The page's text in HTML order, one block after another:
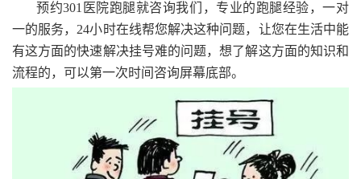
预约301医院跑腿就咨询我们，专业的跑腿经验，一对
一的服务，24小时在线帮您解决这种问题，让您在生活中能
有这方面的快速解决挂号难的问题，想了解这方面的知识和
流程的，可以第一次时间咨询屏幕底部。